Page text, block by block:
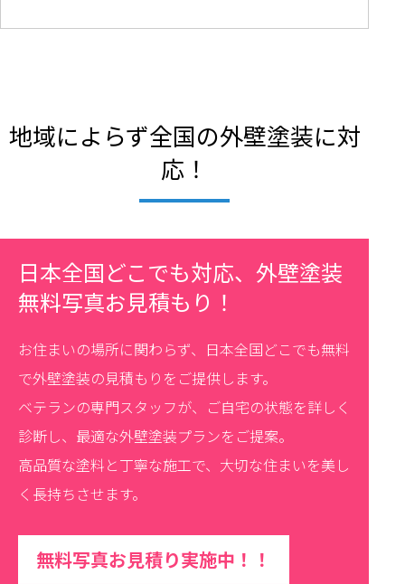
地域によらず全国の外壁塗装に対
応！
日本全国どこでも対応、外壁塗装
無料写真お見積もり！
お住まいの場所に関わらず、日本全国どこでも無料
で外壁塗装の見積もりをご提供します。
ベテランの専門スタッフが、ご自宅の状態を詳しく
診断し、最適な外壁塗装プランをご提案。
高品質な塗料と丁寧な施工で、大切な住まいを美し
く長持ちさせます。
無料写真お見積り実施中！！